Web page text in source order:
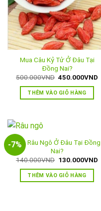
Mua Câu Kỷ Tử Ở Đâu Tại
Đồng Nai?
500.000VND Giá
là:
500.000VND.
450.000VND
THÊM VÀO GIỎ HÀNG
-7%
Mua Râu Ngô Ở Đâu Tại Đồng
Nai?
140.000VND Giá
là:
140.000VND.
130.000VND
THÊM VÀO GIỎ HÀNG